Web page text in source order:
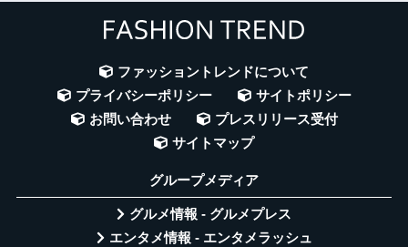
ファッショントレンドについて
プライバシーポリシー
サイトポリシー
お問い合わせ
プレスリリース受付
サイトマップ
グループメディア
グルメ情報 - グルメプレス
エンタメ情報 - エンタメラッシュ